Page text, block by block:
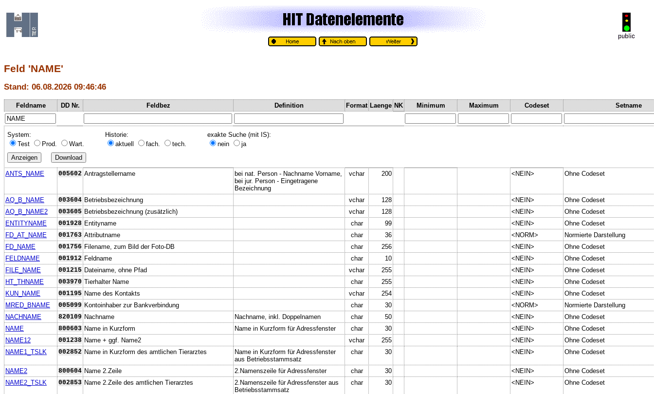
Feld 'NAME'
Stand: 06.08.2026 09:46:46
Feldname DD Nr. Feldbez Definition Format Laenge NK Minimum Maximum Codeset Setname
System:
Test
Prod. Wart.
Historie:
aktuell
fach. tech.
exakte Suche (mit IS):
nein
ja
ANTS_NAME 005602 Antragstellername
bei nat. Person - Nachname Vorname,
bei jur. Person - Eingetragene
Bezeichnung
vchar 200 <NEIN> Ohne Codeset
AQ_B_NAME 003604 Betriebsbezeichnung vchar 128 <NEIN>
Ohne Codeset
AQ_B_NAME2
003605 Betriebsbezeichnung (zusätzlich) vchar 128 <NEIN>
Ohne Codeset
ENTITYNAME
001928 Entityname char 99 <NEIN>
Ohne Codeset
FD_AT_NAME
001763 Attributname char 36 <NORM>
Normierte Darstellung
FD_NAME
001756 Filename, zum Bild der Foto-DB char 256 <NEIN>
Ohne Codeset
FELDNAME
001912 Feldname char 10 <NEIN>
Ohne Codeset
FILE_NAME
001215 Dateiname, ohne Pfad vchar 255 <NEIN>
Ohne Codeset
HT_THNAME
003970 Tierhalter Name char 255 <NEIN>
Ohne Codeset
KUN_NAME
001195 Name des Kontakts vchar 254 <NEIN>
Ohne Codeset
MRED_BNAME
005099 Kontoinhaber zur Bankverbindung char 30 <NORM>
Normierte Darstellung
NACHNAME
820109 Nachname Nachname, inkl. Doppelnamen char 50 <NEIN>
Ohne Codeset
NAME
800603 Name in Kurzform Name in Kurzform für Adressfenster char 30 <NEIN>
Ohne Codeset
NAME12
001238 Name + ggf. Name2 vchar 255 <NEIN>
Ohne Codeset
NAME1_TSLK
002852 Name in Kurzform des amtlichen Tierarztes
Name in Kurzform für Adressfenster
aus Betriebsstammsatz
char 30 <NEIN> Ohne Codeset
NAME2 800604 Name 2.Zeile 2.Namenszeile für Adressfenster char 30 <NEIN>
Ohne Codeset
NAME2_TSLK
002853 Name 2.Zeile des amtlichen Tierarztes
2.Namenszeile für Adressfenster aus
Betriebsstammsatz
char 30 <NEIN> Ohne Codeset